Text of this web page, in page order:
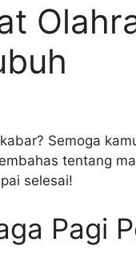
Semoga
tentang
selesai!
Pagi